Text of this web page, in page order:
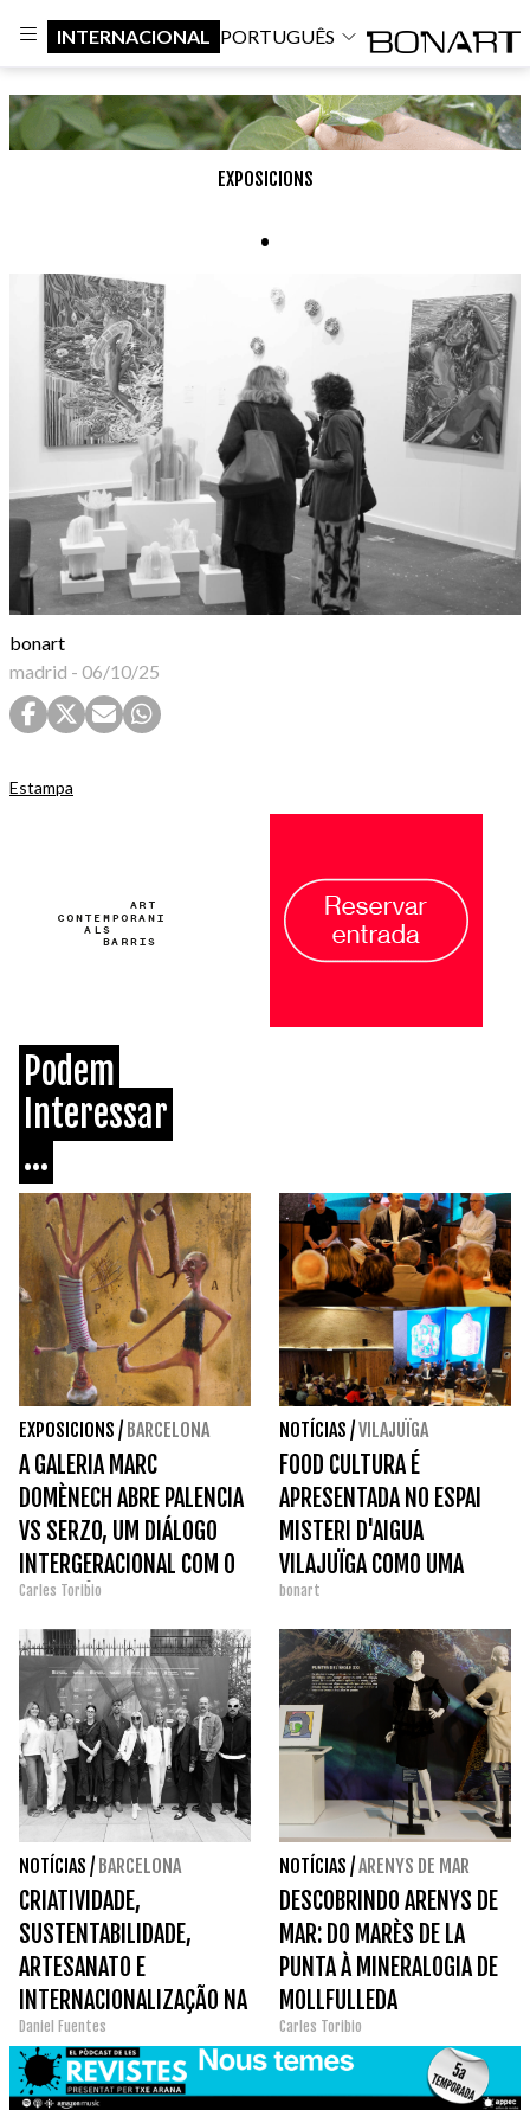
INTERNACIONAL PORTUGUÊS
EXPOSICIONS
.
bonart
madrid - 06/10/25
Estampa
Podem
Interessar
...
EXPOSICIONS / BARCELONA
A GALERIA MARC
DOMÈNECH ABRE PALENCIA
VS SERZO, UM DIÁLOGO
INTERGERACIONAL COM O
PATRIMÔNIO DA ESCUELA
DE VALLECAS
Carles Toribio
NOTÍCIAS /VILAJUÏGA
FOOD CULTURA É
APRESENTADA NO ESPAI
MISTERI D'AIGUA
VILAJUÏGA COMO UMA
NOVA MONOGRAFIA
bonart
NOTÍCIAS / BARCELONA
CRIATIVIDADE,
SUSTENTABILIDADE,
ARTESANATO E
INTERNACIONALIZAÇÃO NA
36ª EDIÇÃO DA '080
BARCELONA FASHION'
Daniel Fuentes
NOTÍCIAS /ARENYS DE MAR
DESCOBRINDO ARENYS DE
MAR: DO MARÈS DE LA
PUNTA À MINERALOGIA DE
MOLLFULLEDA
Carles Toribio